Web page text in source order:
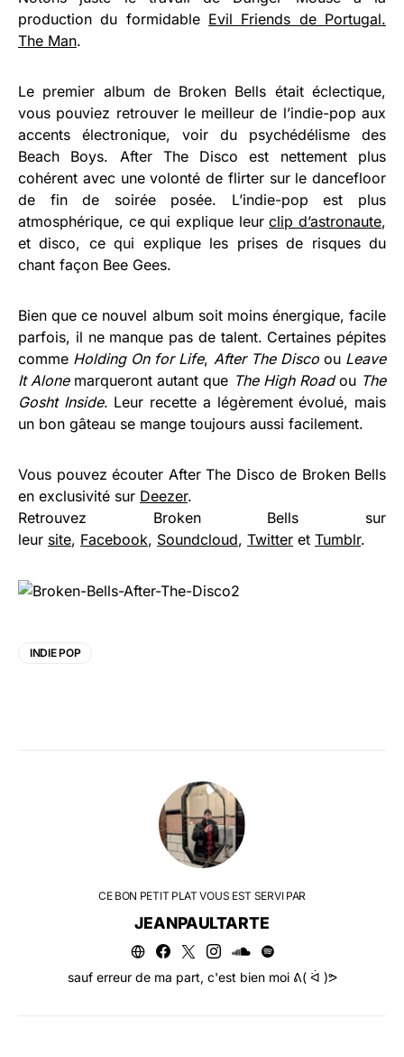
production du formidable Evil Friends de Portugal.
The Man.
Le premier album de Broken Bells était éclectique,
vous pouviez retrouver le meilleur de l’indie-pop aux
accents électronique, voir du psychédélisme des
Beach Boys. After The Disco est nettement plus
cohérent avec une volonté de flirter sur le dancefloor
de fin de soirée posée. L’indie-pop est plus
atmosphérique, ce qui explique leurclip d’astronaute,
et disco, ce qui explique les prises de risques du
chant façon Bee Gees.
Bien que ce nouvel album soit moins énergique, facile
parfois, il ne manque pas de talent. Certaines pépites
comme Holding On for Life, After The Discoou Leave
It Alonemarqueront autant que The High Roadou The
Gosht Inside. Leur recette a légèrement évolué, mais
un bon gâteau se mange toujours aussi facilement.
Vous pouvez écouter After The Disco de Broken Bells
en exclusivité sur Deezer.
Retrouvez Broken Bells sur
leur site, Facebook, Soundcloud, Twitter et Tumblr.
INDIE POP
CE BON PETIT PLAT VOUS EST SERVI PAR
JEANPAULTARTE
sauf erreur de ma part, c'est bien moi ᕕ( ᐛ )ᕗ